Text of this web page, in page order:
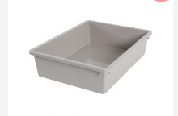
initial
était :
4,99 €.
actuel
est :